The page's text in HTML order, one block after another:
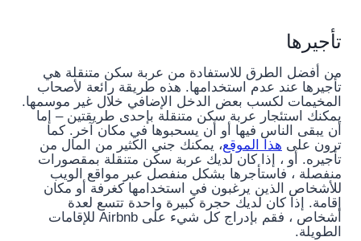
تأجيرها
من أفضل الطرق للاستفادة من عربة سكن متنقلة هي
تأجيرها عند عدم استخدامها. هذه طريقة رائعة لأصحاب
المخيمات لكسب بعض الدخل الإضافي خلال غير موسمها.
يمكنك استئجار عربة سكن متنقلة بإحدى طريقتين – إما
أن يبقى الناس فيها أو أن يسحبوها في مكان آخر. كما
ترون على هذا الموقع، يمكنك جني الكثير من المال من
تأجيره. أو ، إذا كان لديك عربة سكن متنقلة بمقصورات
منفصلة ، فاستأجرها بشكل منفصل عبر مواقع الويب
للأشخاص الذين يرغبون في استخدامها كغرفة أو مكان
إقامة. إذا كان لديك حجرة كبيرة واحدة تتسع لعدة
أشخاص ، فقم بإدراج كل شيء على Airbnb للإقامات
الطويلة.